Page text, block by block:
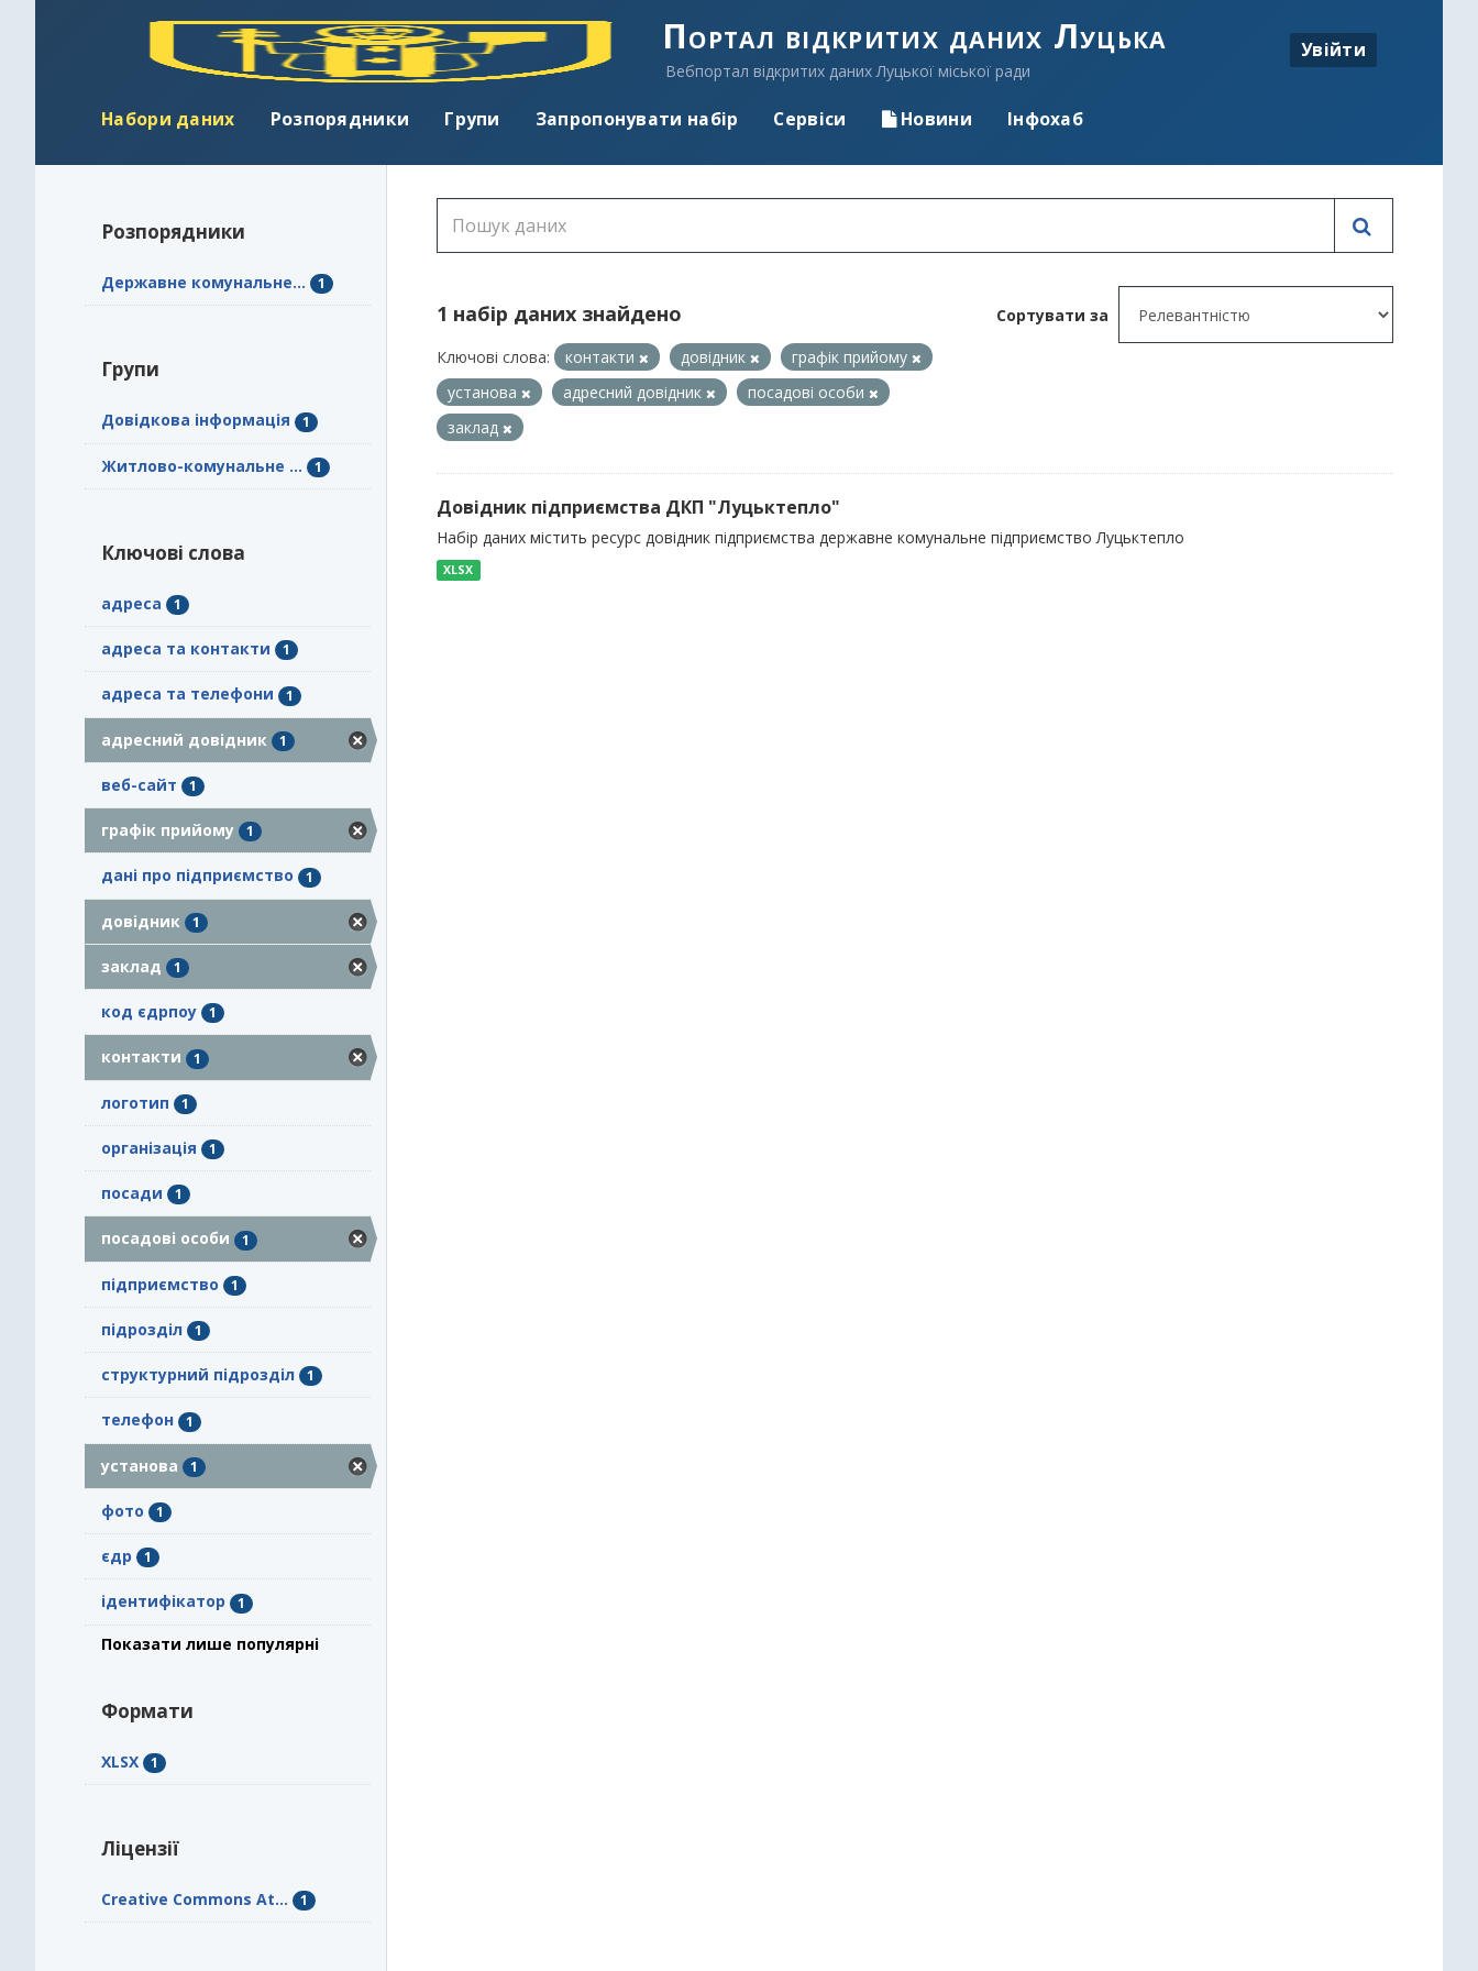
Портал відкритих даних Луцька
Вебпортал відкритих даних Луцької міської ради
Увійти
Набори даних Розпорядники Групи Запропонувати набір Сервіси Новини Інфохаб
Розпорядники
Державне комунальне... 1
Групи
Довідкова інформація 1
Житлово-комунальне ... 1
Ключові слова
адреса 1
адреса та контакти 1
адреса та телефони 1
адресний довідник 1
веб-сайт 1
графік прийому 1
дані про підприємство 1
довідник 1
заклад 1
код єдрпоу 1
контакти 1
логотип 1
організація 1
посади 1
посадові особи 1
підприємство 1
підрозділ 1
структурний підрозділ 1
телефон 1
установа 1
фото 1
єдр 1
ідентифікатор 1
Показати лише популярні
Формати
XLSX 1
Ліцензії
Creative Commons At... 1
Сортувати за
1 набір даних знайдено
Ключові слова: контакти довідник
графік прийому
установа
адресний довідник
посадові особи
заклад
Довідник підприємства ДКП "Луцьктепло"
Набір даних містить ресурс довідник підприємства державне комунальне підприємство Луцьктепло
XLSX